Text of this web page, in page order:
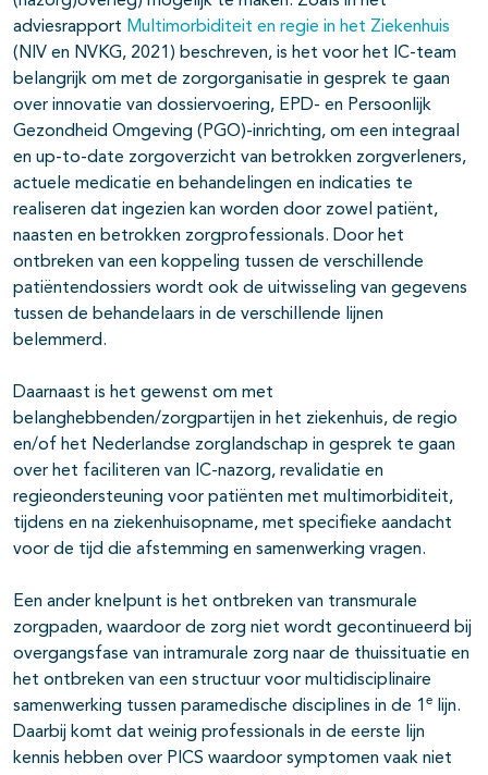
adviesrapport Multimorbiditeit en regie in het Ziekenhuis
(NIV en NVKG, 2021) beschreven, is het voor het IC-team
belangrijk om met de zorgorganisatie in gesprek te gaan
over innovatie van dossiervoering, EPD- en Persoonlijk
Gezondheid Omgeving (PGO)-inrichting, om een integraal
en up-to-date zorgoverzicht van betrokken zorgverleners,
actuele medicatie en behandelingen en indicaties te
realiseren dat ingezien kan worden door zowel patiënt,
naasten en betrokken zorgprofessionals. Door het
ontbreken van een koppeling tussen de verschillende
patiëntendossiers wordt ook de uitwisseling van gegevens
tussen de behandelaars in de verschillende lijnen
belemmerd.
Daarnaast is het gewenst om met
belanghebbenden/zorgpartijen in het ziekenhuis, de regio
en/of het Nederlandse zorglandschap in gesprek te gaan
over het faciliteren van IC-nazorg, revalidatie en
regieondersteuning voor patiënten met multimorbiditeit,
tijdens en na ziekenhuisopname, met specifieke aandacht
voor de tijd die afstemming en samenwerking vragen.
Een ander knelpunt is het ontbreken van transmurale
zorgpaden, waardoor de zorg niet wordt gecontinueerd bij
overgangsfase van intramurale zorg naar de thuissituatie en
het ontbreken van een structuur voor multidisciplinaire
samenwerking tussen paramedische disciplines in de 1 e
lijn.
Daarbij komt dat weinig professionals in de eerste lijn
kennis hebben over PICS waardoor symptomen vaak niet